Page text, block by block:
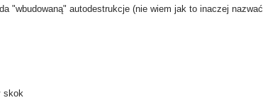
"wbudowaną" autodestrukcje (nie wiem jak to inaczej nazwać
skok